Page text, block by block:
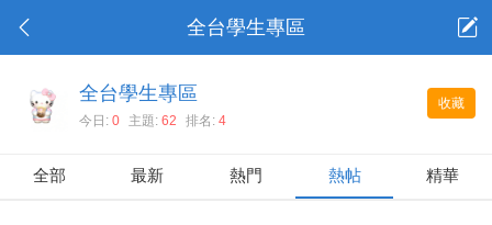
全台學生專區
收藏
全台學生專區
今日:0 主題:62 排名:4
全部 最新 熱門 熱帖 精華